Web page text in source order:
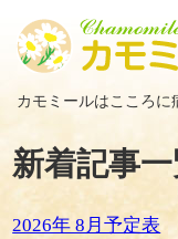
カモミールはこころに
新着記事
2026年 8月予定表